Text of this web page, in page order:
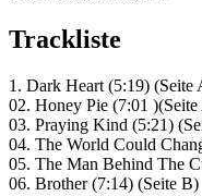
Trackliste
1. Dark Heart (5:19) (Seite
02. Honey Pie (7:01
03. Praying Kind (5:21)
04. The World Could
05. The Man Behind The
06. Brother (7:14) (Seite B)